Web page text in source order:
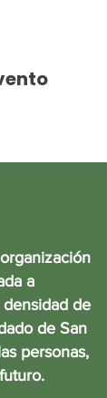
a
de
de San
personas,